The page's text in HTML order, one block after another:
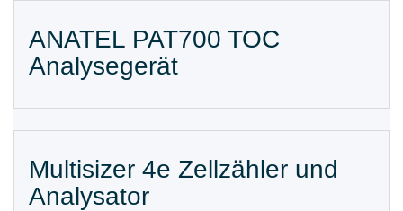
ANATEL PAT700 TOC
Analysegerät
Multisizer 4e Zellzähler und
Analysator